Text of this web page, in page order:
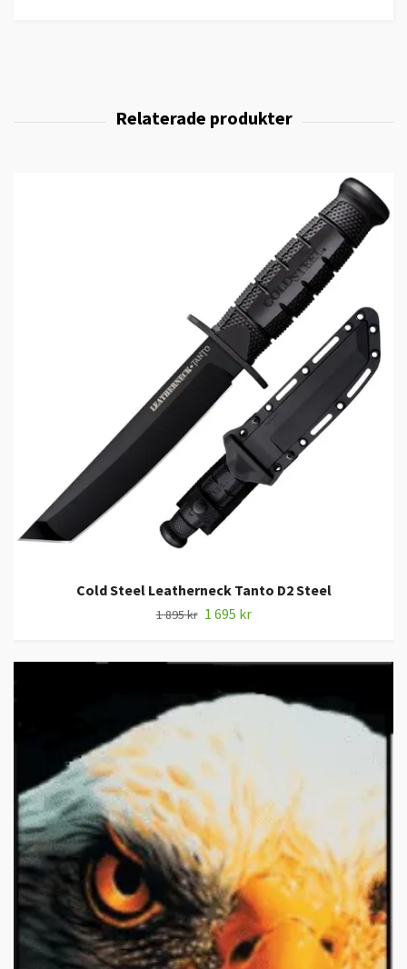
Cold Steel Leatherneck Tanto D2 Steel
1 895 kr 1 695 kr